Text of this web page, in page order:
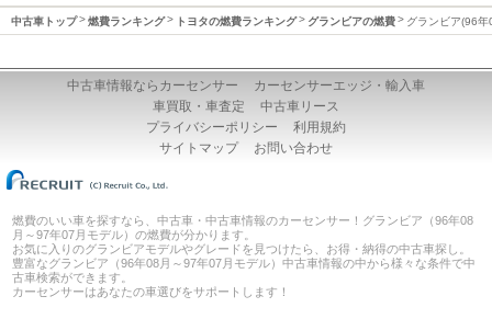
中古車トップ 燃費ランキング トヨタの燃費ランキング グランビアの燃費 グランビア(96
中古車情報ならカーセンサー
カーセンサーエッジ・輸入車
車買取・車査定
中古車リース
プライバシーポリシー
利用規約
サイトマップ
お問い合わせ
燃費のいい車を探すなら、中古車・中古車情報のカーセンサー！グランビア（96年08
月～97年07月モデル）の燃費が分かります。
お気に入りのグランビアモデルやグレードを見つけたら、お得・納得の中古車探し。
豊富なグランビア（96年08月～97年07月モデル）中古車情報の中から様々な条件で中
古車検索ができます。
カーセンサーはあなたの車選びをサポートします！